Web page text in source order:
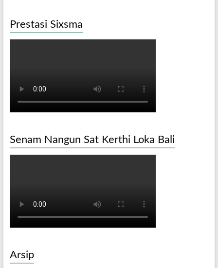
Prestasi Sixsma
Senam Nangun Sat Kerthi Loka Bali
Arsip